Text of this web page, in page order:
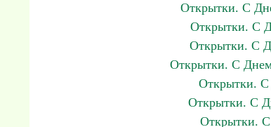
Открытки. С
Открытки. С
Открытки. С
Открытки. С Днем
Открытки. С
Открытки. С
Открытки. С